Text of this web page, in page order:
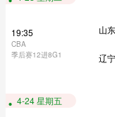
19:35
CBA
季后赛12进8G1
山东
辽宁
4-24 星期五